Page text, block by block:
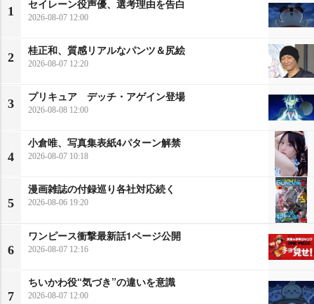
1
セイレーン役声優、選考理由を告白
2026-08-07 12:00
2
桂正和、質感リアルなパンツ＆尻絵
2026-08-07 12:20
3
プリキュア デッチ・アゲイン登場
2026-08-08 12:00
4
小倉唯、写真集表紙4パターン解禁
2026-08-07 10:18
5
漫画雑誌の付録巡り各社対応続く
2026-08-06 19:20
6
ワンピース衝撃最新話1ページ公開
2026-08-07 12:16
7
ちいかわ役“気づき”の違いを意識
2026-08-07 12:00